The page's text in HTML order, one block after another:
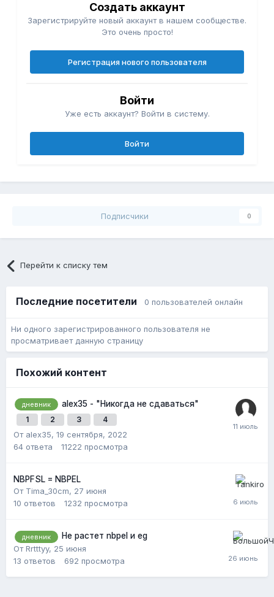
Создать аккаунт
Зарегистрируйте новый аккаунт в нашем сообществе.
Это очень просто!
Регистрация нового пользователя
Войти
Уже есть аккаунт? Войти в систему.
Войти
Подписчики 0
Перейти к списку тем
Последние посетители 0 пользователей онлайн
Ни одного зарегистрированного пользователя не
просматривает данную страницу
Похожий контент
дневник alex35 - "Никогда не сдаваться"
1 2 3 4
От alex35, 19 сентября, 2022
64 ответа 11222 просмотра
NBPFSL = NBPEL
От Tima_30cm, 27 июня
10 ответов 1232 просмотра
дневник
Не растет nbpel и eg
От Rrtttyy, 25 июня
13 ответов 692 просмотра